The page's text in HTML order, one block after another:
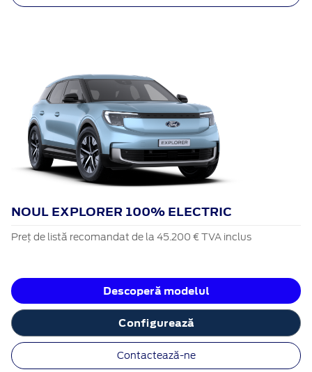
NOUL EXPLORER 100% ELECTRIC
Preț de listă recomandat de la 45.200 € TVA inclus
Descoperă modelul
Configurează
Contactează-ne